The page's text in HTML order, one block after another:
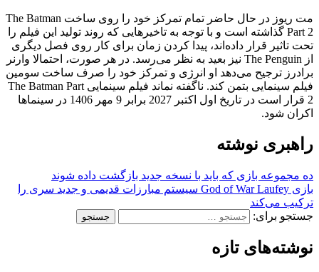
مت ریوز در حال حاضر تمام تمرکز خود را روی ساخت The Batman
Part 2 گذاشته است و با توجه به تاخیرهایی که روند تولید این فیلم را
تحت تاثیر قرار داده‌اند، پیدا کردن زمان برای کار روی فصل دیگری
از The Penguin نیز بعید به نظر می‌رسد. در هر صورت، احتمالا وارنر
برادرز ترجیح می‌دهد او انرژی و تمرکز خود را صرف ساخت سومین
فیلم سینمایی بتمن کند. ناگفته نماند فیلم سینمایی The Batman Part
2 قرار است در تاریخ اول اکتبر 2027 برابر 9 مهر 1406 در سینماها
اکران شود.
راهبری نوشته
ده مجموعه بازی که باید با نسخه جدید بازگشت داده شوند
بازی God of War Laufey سیستم مبارزات قدیمی و جدید سری را
ترکیب می‌کند
جستجو برای:
نوشته‌های تازه